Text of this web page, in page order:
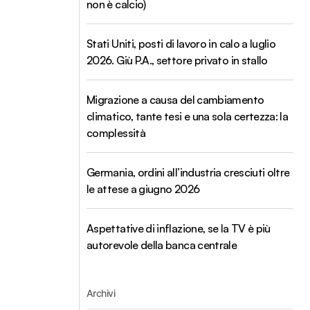
non è calcio)
Stati Uniti, posti di lavoro in calo a luglio
2026. Giù P.A., settore privato in stallo
Migrazione a causa del cambiamento
climatico, tante tesi e una sola certezza: la
complessità
Germania, ordini all’industria cresciuti oltre
le attese a giugno 2026
Aspettative di inflazione, se la TV è più
autorevole della banca centrale
Archivi